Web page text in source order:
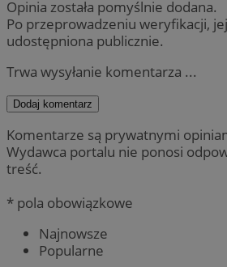
Opinia została pomyślnie dodana.
Po przeprowadzeniu weryfikacji,
udostępniona publicznie.
Trwa wysyłanie komentarza ...
Dodaj komentarz
Komentarze są prywatnymi
Wydawca portalu nie ponosi
treść.
* pola obowiązkowe
Najnowsze
Popularne